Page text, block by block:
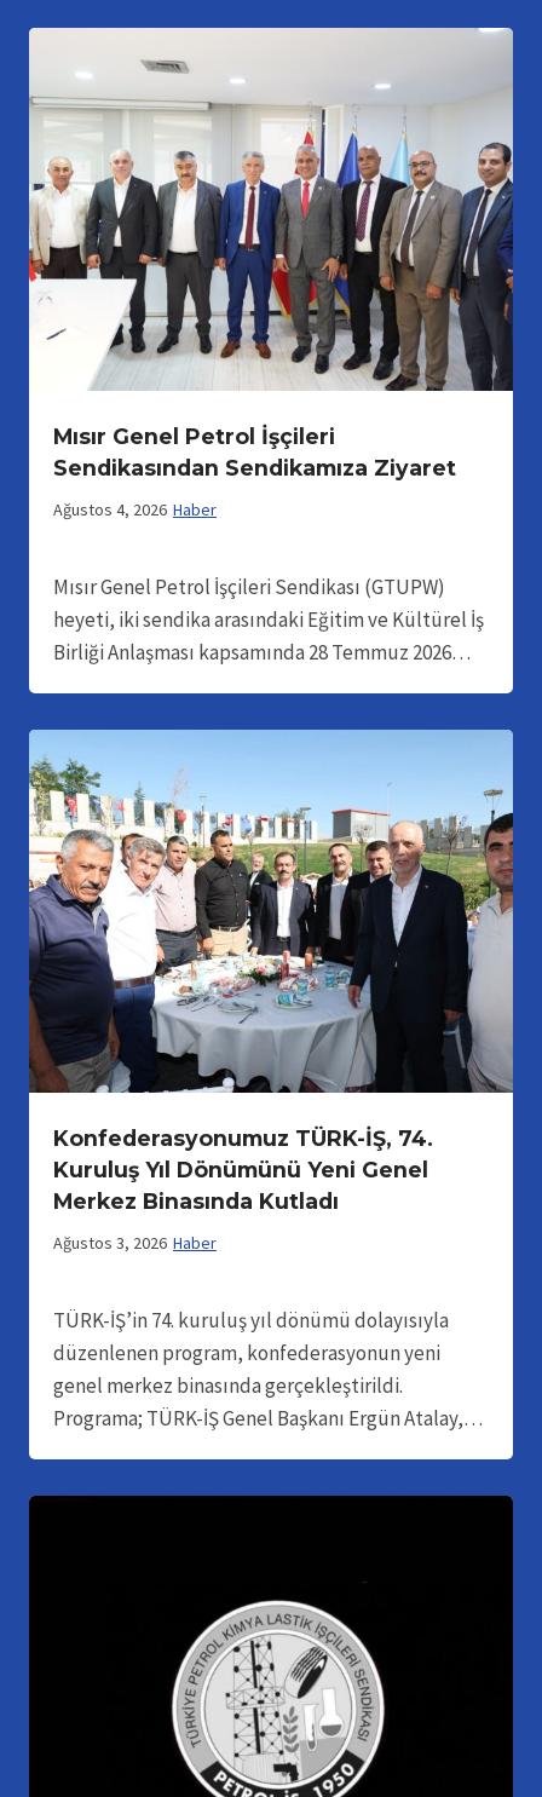
Mısır Genel Petrol İşçileri
Sendikasından Sendikamıza Ziyaret
Ağustos 4, 2026 Haber
Mısır Genel Petrol İşçileri Sendikası (GTUPW)
heyeti, iki sendika arasındaki Eğitim ve Kültürel İş
Birliği Anlaşması kapsamında 28 Temmuz 2026…
Konfederasyonumuz TÜRK-İŞ, 74.
Kuruluş Yıl Dönümünü Yeni Genel
Merkez Binasında Kutladı
Ağustos 3, 2026 Haber
TÜRK-İŞ’in 74. kuruluş yıl dönümü dolayısıyla
düzenlenen program, konfederasyonun yeni
genel merkez binasında gerçekleştirildi.
Programa; TÜRK-İŞ Genel Başkanı Ergün Atalay,…